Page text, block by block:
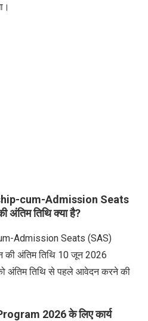
cum-Admission Seats
तिथि क्या है?
Admission Seats (SAS)
की अंतिम तिथि 10 जून2026
अंतिम तिथि से पहले आवेदन करने की
2026 के लिए कार्य